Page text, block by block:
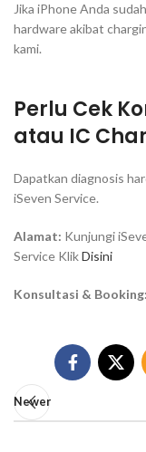
Jika iPhone Anda
hardwareakibat
kami.
Perlu Cek
atau IC
Dapatkan diagnosis
iSeven Service.
Alamat: Kunjungi
Service KlikDisini
Konsultasi & Booking:
Newer